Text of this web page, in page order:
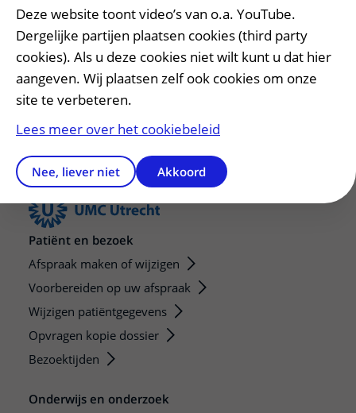
Heeft deze informatie u geholpen?
Nee
Patiënt en bezoek
Afspraak maken of wijzigen
Voorbereiden op uw afspraak
Wijzigen patiëntgegevens
Opvragen kopie dossier
Bezoektijden
Onderwijs en onderzoek
Deze website toont video’s van o.a. YouTube.
Dergelijke partijen plaatsen cookies (third party
cookies). Als u deze cookies niet wilt kunt u dat hier
aangeven. Wij plaatsen zelf ook cookies om onze
site te verbeteren.
Lees meer over het cookiebeleid
Nee, liever niet Akkoord